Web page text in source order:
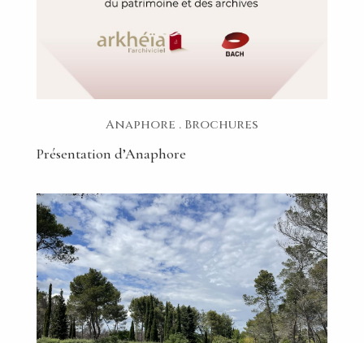
Anaphore . Brochures
Présentation d’Anaphore